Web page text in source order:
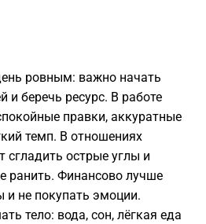
ровным: важно начать
и беречь ресурс. В работе
правки, аккуратные
темп. В отношениях
сгладить острые углы и
ранить. Финансово лучше
не покупать эмоции.
тело: вода, сон, лёгкая еда